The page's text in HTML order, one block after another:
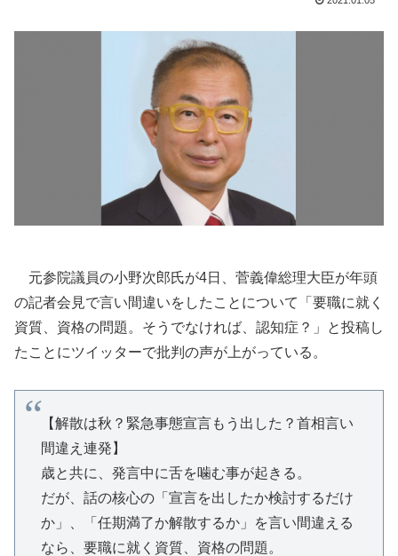
元参院議員の小野次郎氏が4日、菅義偉総理大臣が年頭
の記者会見で言い間違いをしたことについて「要職に就く
資質、資格の問題。そうでなければ、認知症？」と投稿し
たことにツイッターで批判の声が上がっている。
【解散は秋？緊急事態宣言もう出した？首相言い
間違え連発】
歳と共に、発言中に舌を噛む事が起きる。
だが、話の核心の「宣言を出したか検討するだけ
か」、「任期満了か解散するか」を言い間違える
なら、要職に就く資質、資格の問題。